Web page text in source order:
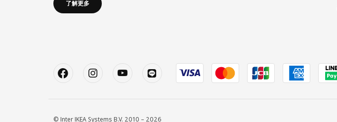
了解更多
© Inter IKEA Systems B.V. 2010 – 2026